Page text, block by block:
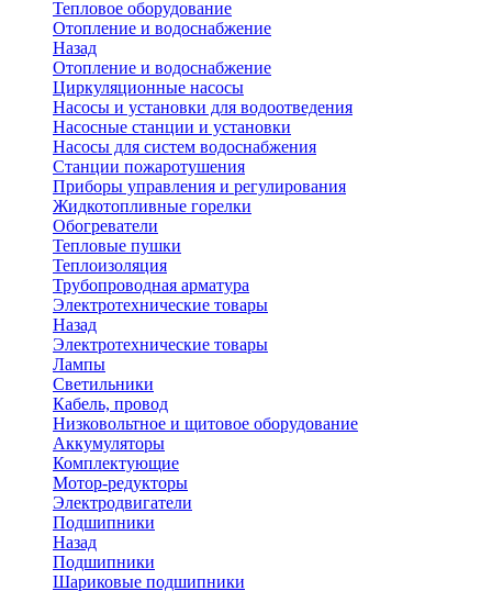
Тепловое оборудование
Отопление и водоснабжение
Назад
Отопление и водоснабжение
Циркуляционные насосы
Насосы и установки для водоотведения
Насосные станции и установки
Насосы для систем водоснабжения
Станции пожаротушения
Приборы управления и регулирования
Жидкотопливные горелки
Обогреватели
Тепловые пушки
Теплоизоляция
Трубопроводная арматура
Электротехнические товары
Назад
Электротехнические товары
Лампы
Светильники
Кабель, провод
Низковольтное и щитовое оборудование
Аккумуляторы
Комплектующие
Мотор-редукторы
Электродвигатели
Подшипники
Назад
Подшипники
Шариковые подшипники